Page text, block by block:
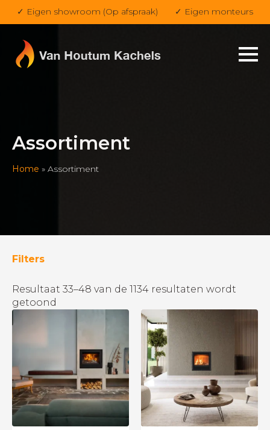
✓ Eigen showroom (Op afspraak) ✓ Eigen monteurs
Assortiment
Home » Assortiment
Filters
Resultaat 33–48 van de 1134 resultaten wordt
getoond